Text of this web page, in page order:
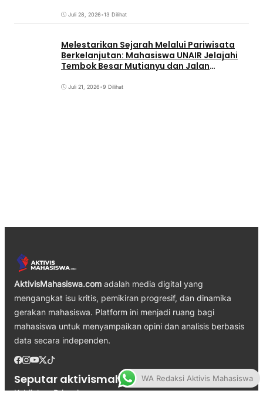
Juli 28, 2026•13 Dilihat
Melestarikan Sejarah Melalui Pariwisata
Berkelanjutan: Mahasiswa UNAIR Jelajahi
Tembok Besar Mutianyu dan Jalan
Juli 21, 2026•9 Dilihat
AktivisMahasiswa.com adalah media digital yang
mengangkat isu kritis, pemikiran progresif, dan dinamika
gerakan mahasiswa. Platform ini menjadi ruang bagi
mahasiswa untuk menyampaikan opini dan analisis berbasis
data secara independen.
Seputar aktivismahasiswa.com
Kebijakan Privasi
WA Redaksi Aktivis Mahasiswa